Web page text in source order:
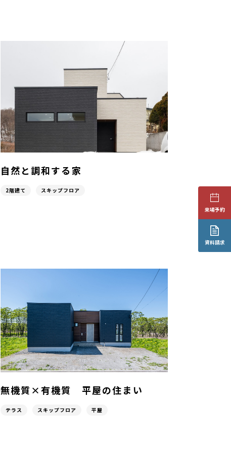
自然と調和する家
2階建て スキップフロア
無機質×有機質 平屋の住まい
テラス スキップフロア 平屋
来場予約
資料請求